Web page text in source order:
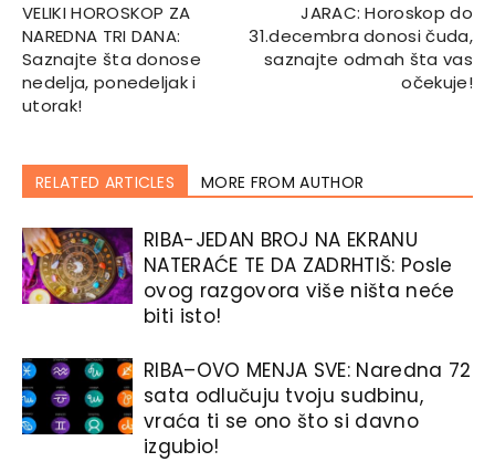
VELIKI HOROSKOP ZA
NAREDNA TRI DANA:
Saznajte šta donose
nedelja, ponedeljak i
utorak!
JARAC: Horoskop do
31.decembra donosi čuda,
saznajte odmah šta vas
očekuje!
RELATED ARTICLES MORE FROM AUTHOR
RIBA-JEDAN BROJ NA EKRANU
NATERAĆE TE DA ZADRHTIŠ: Posle
ovog razgovora više ništa neće
biti isto!
RIBA–OVO MENJA SVE: Naredna 72
sata odlučuju tvoju sudbinu,
vraća ti se ono što si davno
izgubio!